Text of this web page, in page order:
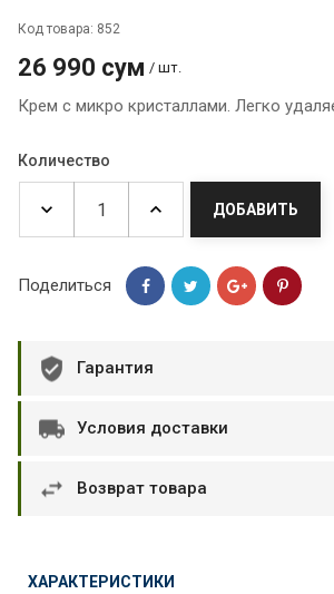
Код товара: 852
26 990 сум / шт.
Крем с микро кристаллами. Легко
Количество
ДОБАВИТЬ
Поделиться
Гарантия
Условия доставки
Возврат товара
ХАРАКТЕРИСТИКИ